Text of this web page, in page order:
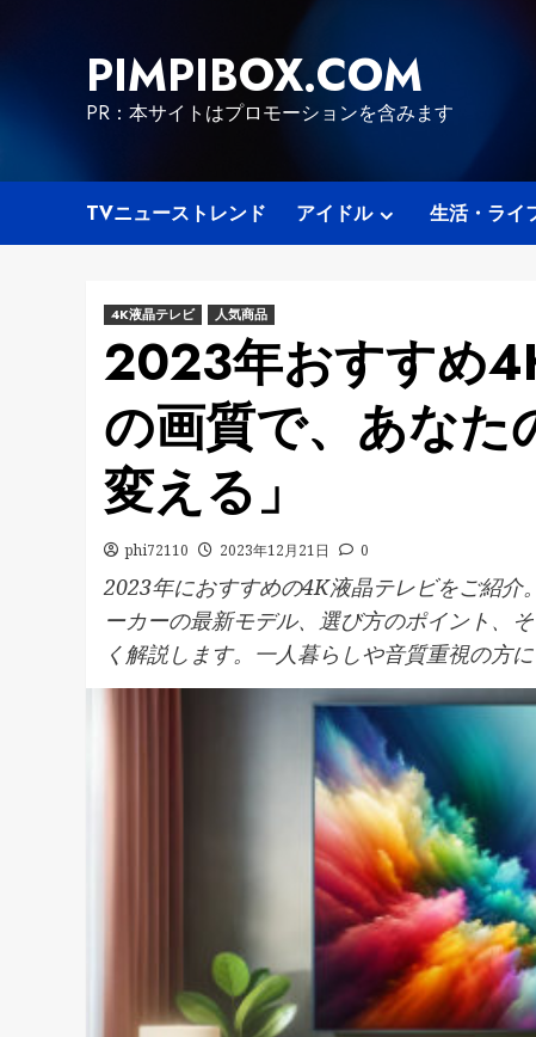
PIMPIBOX.COM
PR：本サイトはプロモーションを含みます
TVニューストレンド アイドル 生活・ライ
4K液晶テレビ 人気商品
2023年おすすめ
の画質で、あなた
変える」
phi72110 2023年12月21日 0
2023年におすすめの4K液晶テレビをご紹介
ーカーの最新モデル、選び方のポイント、
く解説します。一人暮らしや音質重視の方